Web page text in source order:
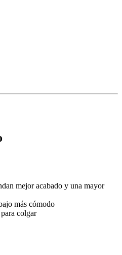
mejor acabado y una mayor
más cómodo
colgar